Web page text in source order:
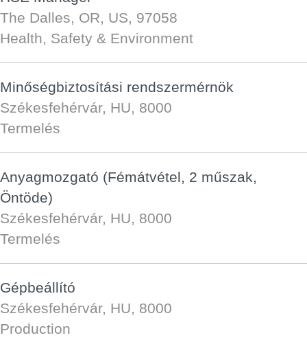
The Dalles, OR, US, 97058
Health, Safety & Environment
Minőségbiztosítási rendszermérnök
Székesfehérvár, HU, 8000
Termelés
Anyagmozgató (Fémátvétel, 2 műszak,
Öntöde)
Székesfehérvár, HU, 8000
Termelés
Gépbeállító
Székesfehérvár, HU, 8000
Production